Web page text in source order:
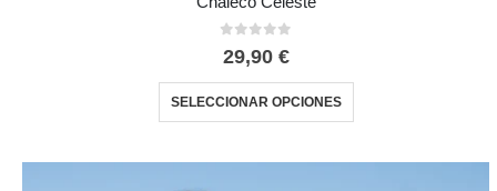
29,90 €
SELECCIONAR OPCIONES